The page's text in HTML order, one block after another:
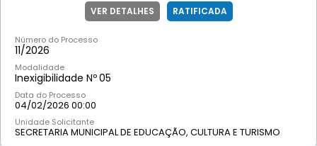
CIDADE DE MOEDAVER DETALHES RATIFICADA
Número do Processo
11/2026
Modalidade
Inexigibilidade Nº05
Data do Processo
04/02/2026 00:00
Unidade Solicitante
SECRETARIA MUNICIPAL DE EDUCAÇÃO, CULTURA E TURISMO